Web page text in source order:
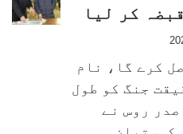
کر لیا
کرے گا، نام
جنگ کو طول
روس نے